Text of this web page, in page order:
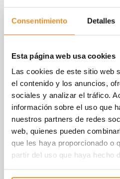
Consentimiento Detalles
Esta página web usa cookies
Las cookies de este sitio web
el contenido y los anuncios,
sociales y analizar el tráfico.
información sobre el uso que
nuestros partners de redes
web, quienes pueden
que les haya proporcionado o
partir del uso que haya hecho